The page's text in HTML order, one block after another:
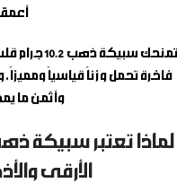
تمنحكسبيكة ذهب 10.2 جرام قلب أمي
فاخرة تحمل وزناً قياسياً
وأثمن ما
الأرقى